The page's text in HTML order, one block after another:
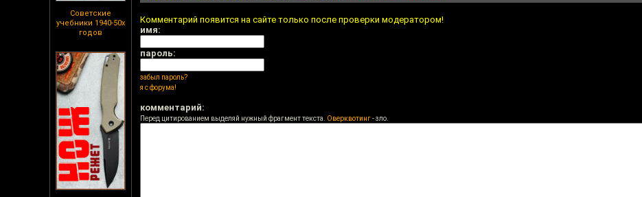
Советские
учебники 1940-50х
годов
Комментарий появится на сайте только после проверки модератором!
имя:
пароль:
забыл пароль?
я с форума!
комментарий:
Перед цитированием выделяй нужный фрагмент текста. Оверквотинг- зло.